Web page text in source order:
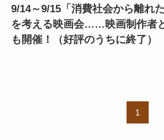
9/14～9/15「消費社会から離れ
を考える映画会……映画制作者
も開催！（好評のうちに終了）
1